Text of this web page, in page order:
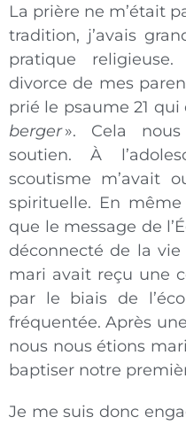
La prière ne m’était
tradition, j’avais
pratique
divorce de mes
prié le psaume 21 qui
berger». Cela
soutien. À
scoutisme m’avait
spirituelle. En même
que le message de
déconnecté de la
mari avait reçu une
par le biais de
fréquentée. Après
nous nous étions
baptiser notre
Je me suis donc